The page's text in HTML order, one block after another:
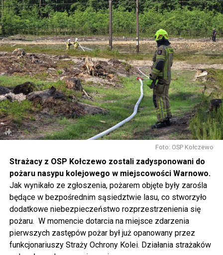
W piątek koncerty będą odbywały się już od rana, jednak
w sposób szczególny zachęcamy do udziału w
warsztatach, które rozpoczną się o 14.30 w namiotach
rozstawionych przed biblioteką. Będziecie mogli m.in.
pofilcować, nauczyć się makramowych splotów, napisać
dyktando, wziąć udział w warsztatach fotograficznych i
ekologicznych, namalować obraz, zrobić grafitti czy
stworzyć pachnącą sojową świeczkę.
Gwiazdą wieczoru będzie Magda Anioł, której koncert
W sobotę o godz. 15 wspólnie na nowo odkryjemy Wolin
odbywając podróż w czasie za sprawą Centrum Słowian i
Wikingów lub zwiedzając miasto z przewodnikiem (start
spod biblioteki). O godzinie 19.00 w kolegiacie
wysłuchamy organowego koncertu w wykonaniu
państwa Witkowskich.
Wyjątkowym wydarzeniem będzie koncert w wykonaniu
Foto: OSP Kołczewo
Strażacy z OSP Kołczewo zostali zadysponowani do
pożaru nasypu kolejowego w miejscowości Warnowo.
Jak wynikało ze zgłoszenia, pożarem objęte były zarośla
będące w bezpośrednim sąsiedztwie lasu, co stworzyło
dodatkowe niebezpieczeństwo rozprzestrzenienia się
pożaru. W momencie dotarcia na miejsce zdarzenia
pierwszych zastępów pożar był już opanowany przez
funkcjonariuszy Straży Ochrony Kolei. Działania strażaków